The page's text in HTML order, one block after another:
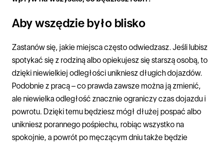
Aby wszędzie było blisko
Zastanów się, jakie miejsca często odwiedzasz. Jeśli lubisz
spotykać się z rodziną albo opiekujesz się starszą osobą, to
dzięki niewielkiej odległości unikniesz długich dojazdów.
Podobnie z pracą – co prawda zawsze można ją zmienić,
ale niewielka odległość znacznie ograniczy czas dojazdu i
powrotu. Dzięki temu będziesz mógł dłużej pospać albo
unikniesz porannego pośpiechu, robiąc wszystko na
spokojnie, a powrót po męczącym dniu także będzie